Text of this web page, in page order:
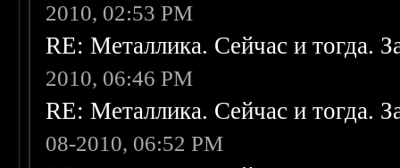
2010, 02:53 PM
RE: Металлика. Сейчас и тогда.
2010, 06:46 PM
RE: Металлика. Сейчас и тогда.
08-2010, 06:52 PM